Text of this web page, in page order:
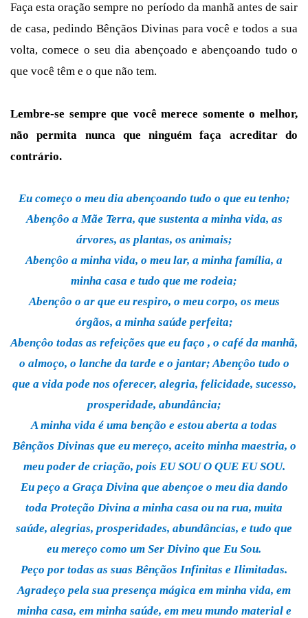
Faça esta oração sempre no período da manhã antes de sair
de casa, pedindo Bênçãos Divinas para você e todos a sua
volta, comece o seu dia abençoado e abençoando tudo o
que você têm e o que não tem.
Lembre-se sempre que você merece somente o melhor,
não permita nunca que ninguém faça acreditar do
contrário.
Eu começo o meu dia abençoando tudo o que eu tenho;
Abençôo a Mãe Terra, que sustenta a minha vida, as
árvores, as plantas, os animais;
Abençôo a minha vida, o meu lar, a minha família, a
minha casa e tudo que me rodeia;
Abençôo o ar que eu respiro, o meu corpo, os meus
órgãos, a minha saúde perfeita;
Abençôo todas as refeições que eu faço , o café da manhã,
o almoço, o lanche da tarde e o jantar; Abençôo tudo o
que a vida pode nos oferecer, alegria, felicidade, sucesso,
prosperidade, abundância;
A minha vida é uma benção e estou aberta a todas
Bênçãos Divinas que eu mereço, aceito minha maestria, o
meu poder de criação, pois EU SOU O QUE EU SOU.
Eu peço a Graça Divina que abençoe o meu dia dando
toda Proteção Divina a minha casa ou na rua, muita
saúde, alegrias, prosperidades, abundâncias, e tudo que
eu mereço como um Ser Divino que Eu Sou.
Peço por todas as suas Bênçãos Infinitas e Ilimitadas.
Agradeço pela sua presença mágica em minha vida, em
minha casa, em minha saúde, em meu mundo material e